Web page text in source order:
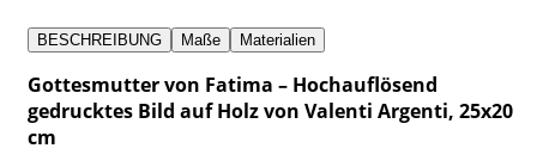
BESCHREIBUNG Maße Materialien
Gottesmutter von Fatima – Hochauflösend
gedrucktes Bild auf Holz von Valenti Argenti, 25x20
cm